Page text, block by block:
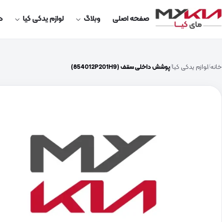
صفحه اصلی وبلاگ لوازم یدکی کیا
خانه لوازم یدکی کیا پوشش داخلی سقف (854012P201H9)